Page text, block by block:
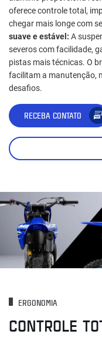
oferece controle total,
chegar mais longe com
suave e estável: A
severos com facilidade,
pistas mais técnicas. O
facilitam a manutenção,
desafios.
RECEBA CONTATO
ERGONOMIA
CONTROLE